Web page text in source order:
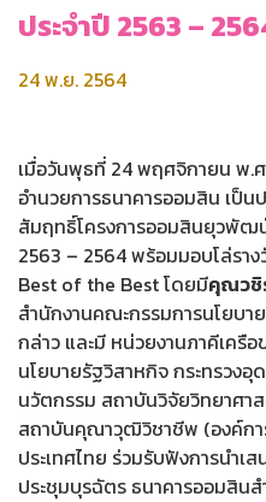
ประจำปี 2563 –
24 พ.ย. 2564
เมื่อวันพุธที่ 24 พฤศจิกายน พ.
อำนวยการธนาคารออมสิน เป็น
สัมฤทธิ์โครงการออมสินยุวพัฒ
2563 – 2564 พร้อมมอบโล่รา
Best of the Best โดยมีคุณวชิ
สำนักงานคณะกรรมการนโยบา
กล่าว และมี หน่วยงานภาคีเครื
นโยบายรัฐวิสาหกิจ กระทรวง
นวัตกรรม สถาบันวิจัยวิทยาศาส
สถาบันคุณาวุฒิวิชาชีพ (องค์กา
ประเทศไทย ร่วมรับฟังการนำ
ประชุมบุรฉัตร ธนาคารออมสิน